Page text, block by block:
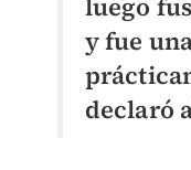
y fue
declaró